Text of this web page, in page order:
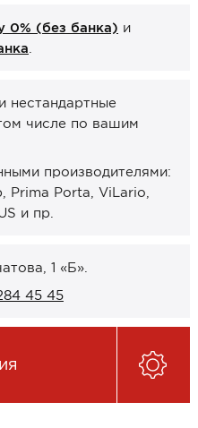
0% (без банка) и
нестандартные
числе по вашим
производителями:
Porta, ViLario,
и пр.
1 «Б».
45 45